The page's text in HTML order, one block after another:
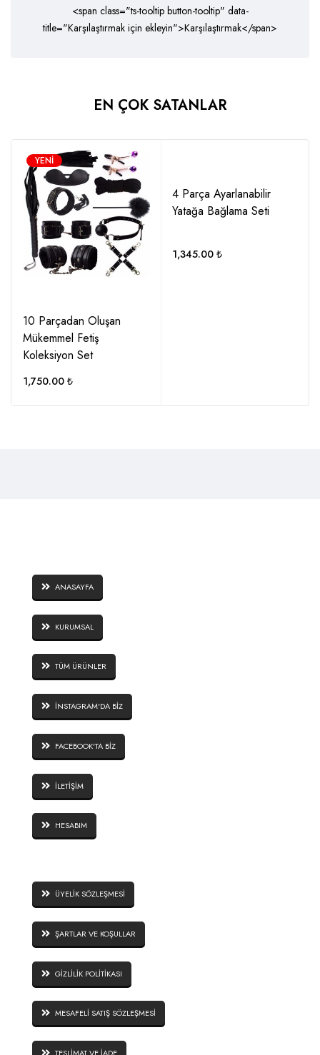
<span class="ts-tooltip button-tooltip" data-
title="Karşılaştırmak için ekleyin">Karşılaştırmak</span>
EN ÇOK SATANLAR
YENI
10 Parçadan Oluşan
Mükemmel Fetiş
Koleksiyon Set
1,750.00 ₺
4 Parça Ayarlanabilir
Yatağa Bağlama Seti
1,345.00 ₺
ANASAYFA
KURUMSAL
TÜM ÜRÜNLER
İNSTAGRAM'DA BİZ
FACEBOOK'TA BİZ
İLETİŞİM
HESABIM
ÜYELİK SÖZLEŞMESİ
ŞARTLAR VE KOŞULLAR
GİZLİLİK POLİTİKASI
MESAFELİ SATIŞ SÖZLEŞMESİ